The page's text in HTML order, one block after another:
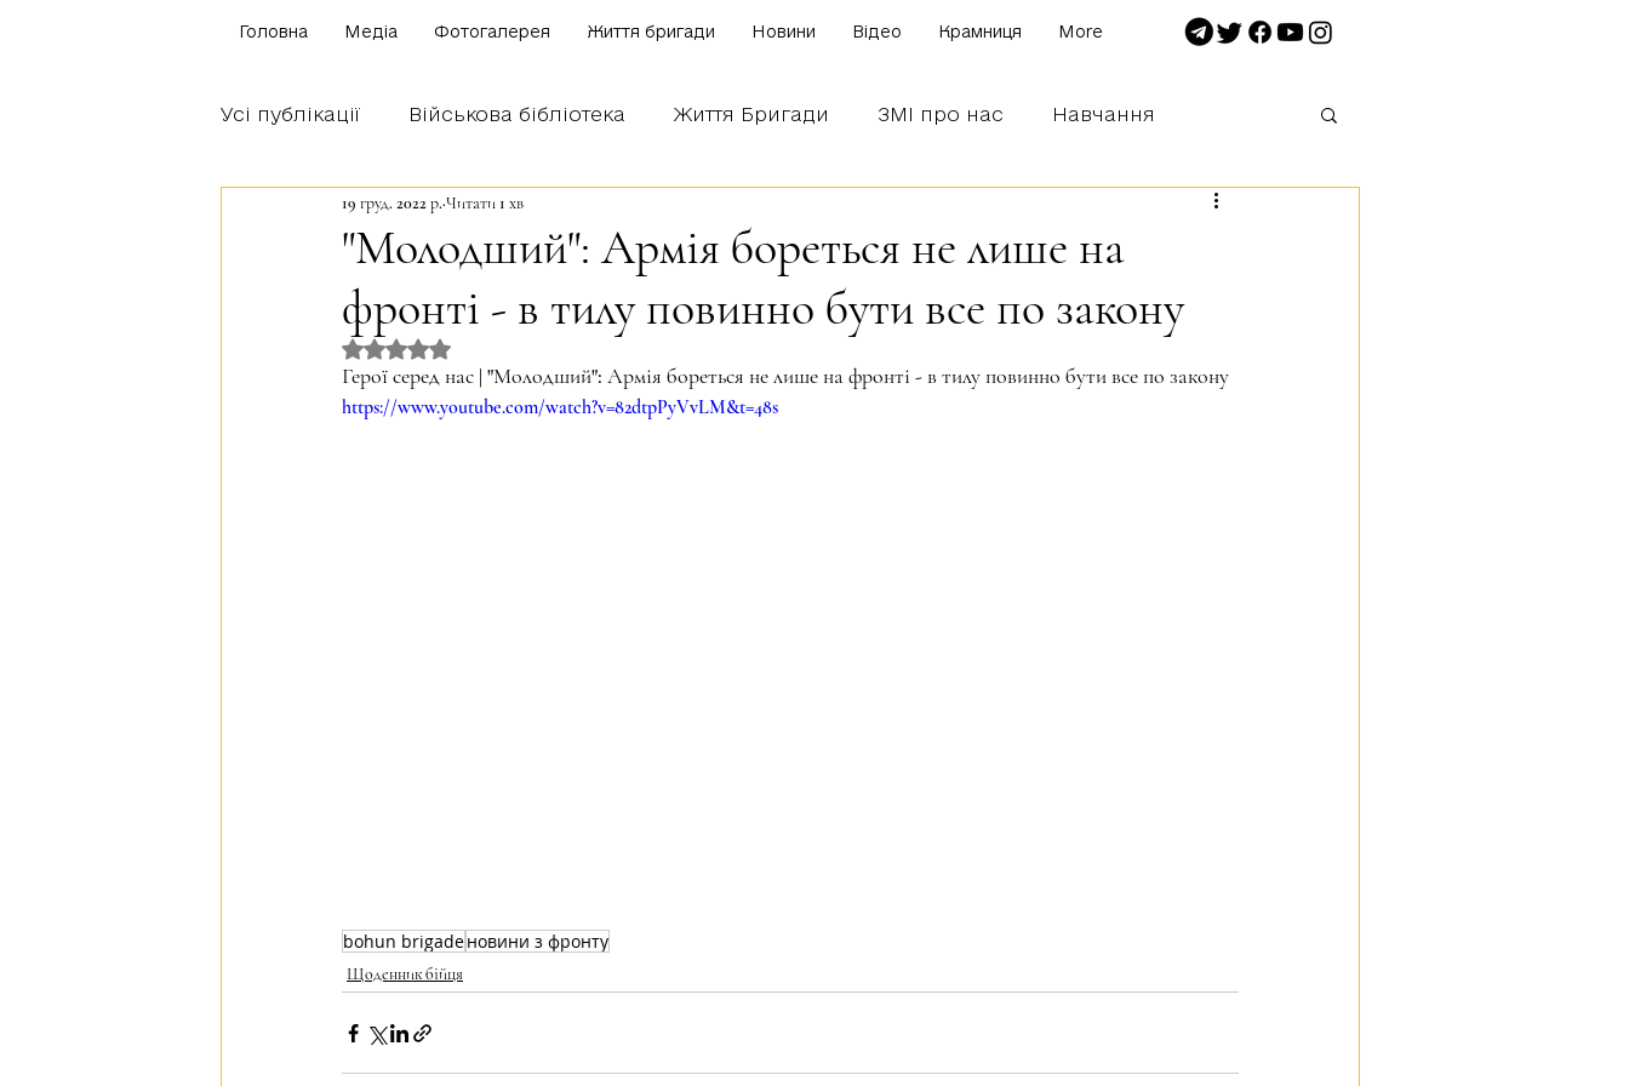
Головна Медіа Фотогалерея Життя бригади Новини Відео Крамниця More
Усі публікації Військова бібліотека Життя Бригади ЗМІ про нас Навчання
Щоденник бійця Блог наших бійців
Братство Богуна
"Молодший": Армія бореться не лише на
фронті - в тилу повинно бути все по закону
19 груд. 2022 р. Читати 1 хв
Оцінка: NaN з 5 зірок.
Герої серед нас | "Молодший": Армія бореться не лише на фронті - в тилу повинно бути все по закону
https://www.youtube.com/watch?v=82dtpPyVvLM&t=48s
bohun brigadeновини з фронту
Щоденник бійця